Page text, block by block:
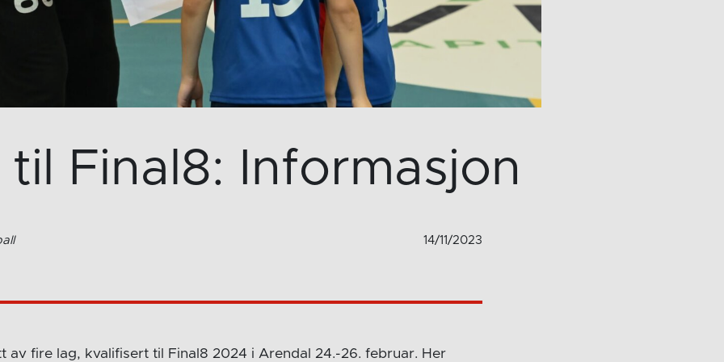
Final8: Informasjon
14/11/2023
av fire lag, kvalifisert til Final8 2024 i Arendal 24.-26. februar. Her